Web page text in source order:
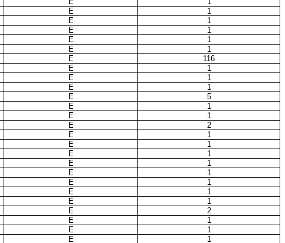
E
1
E
1
E
1
E
1
E
1
E
116
E
1
E
1
E
1
E
5
E
1
E
1
E
2
E
1
E
1
E
1
E
1
E
1
E
1
E
1
E
1
E
2
E
1
E
1
E
1